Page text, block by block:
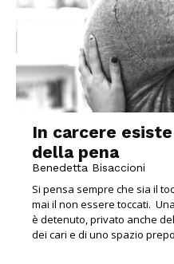
In carcere
della pena
Benedetta Bisaccioni
Si pensa sempre che sia il
mai il non essere toccati. Una verità, invece, scontata per chi
è detenuto, privato anche
dei cari e di uno spazio